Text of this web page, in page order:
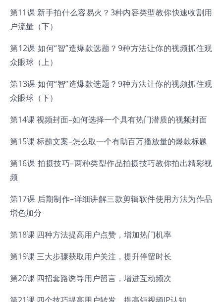
第11课 新手拍什么容易火？3种内容类型教你快速收割用
户流量（下）
第12课 如何“智”造爆款选题？9种方法让你的视频抓住观
众眼球（上）
第13课 如何“智”造爆款选题？9种方法让你的视频抓住观
众眼球（下）
第14课 视频封面–如何选择一个具有热门潜质的视频封面
第15课 标题文案–怎么取一个有助百万播放量的爆款标题
第16课 拍摄技巧–两种类型作品拍摄技巧教你拍出精彩视
频
第17课 后期制作–详细讲解三款剪辑软件使用方法为作品
增色加分
第18课 四种方法提高用户点赞，增加热门机率
第19课 三大步骤获取用户关注，提升停留时长
第20课 四招套路诱导用户留言，增进互动频次